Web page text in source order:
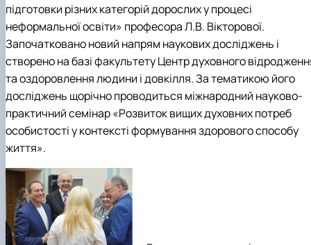
підготовки різних категорій дорослих у процесі
неформальної освіти» професора Л.В. Вікторової.
Започатковано новий напрям наукових досліджень і
створено на базі факультету Центр духовного
та оздоровлення людини і довкілля. За тематикою його
досліджень щорічно проводиться міжнародний науково-
практичний семінар «Розвиток вищих духовних потреб
особистості у контексті формування здорового способу
життя».